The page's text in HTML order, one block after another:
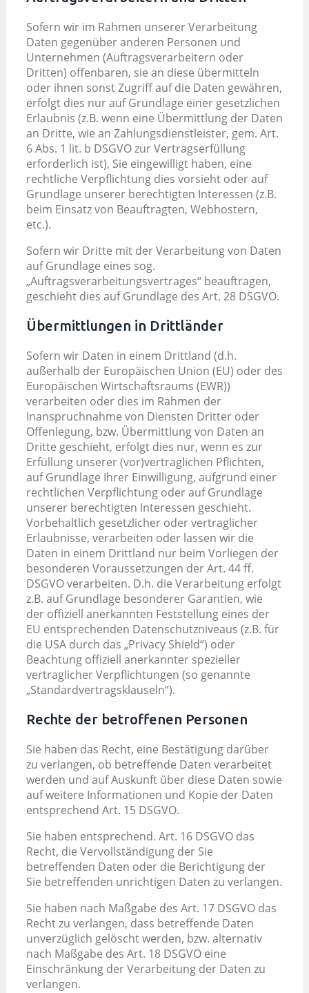
Sofern wir im Rahmen unserer Verarbeitung
Daten gegenüber anderen Personen und
Unternehmen (Auftragsverarbeitern oder
Dritten) offenbaren, sie an diese übermitteln
oder ihnen sonst Zugriff auf die Daten gewähren,
erfolgt dies nur auf Grundlage einer gesetzlichen
Erlaubnis (z.B. wenn eine Übermittlung der Daten
an Dritte, wie an Zahlungsdienstleister, gem. Art.
6 Abs. 1 lit. b DSGVO zur Vertragserfüllung
erforderlich ist), Sie eingewilligt haben, eine
rechtliche Verpflichtung dies vorsieht oder auf
Grundlage unserer berechtigten Interessen (z.B.
beim Einsatz von Beauftragten, Webhostern,
etc.).
Sofern wir Dritte mit der Verarbeitung von Daten
auf Grundlage eines sog.
„Auftragsverarbeitungsvertrages“ beauftragen,
geschieht dies auf Grundlage des Art. 28 DSGVO.
Übermittlungen in Drittländer
Sofern wir Daten in einem Drittland (d.h.
außerhalb der Europäischen Union (EU) oder des
Europäischen Wirtschaftsraums (EWR))
verarbeiten oder dies im Rahmen der
Inanspruchnahme von Diensten Dritter oder
Offenlegung, bzw. Übermittlung von Daten an
Dritte geschieht, erfolgt dies nur, wenn es zur
Erfüllung unserer (vor)vertraglichen Pflichten,
auf Grundlage Ihrer Einwilligung, aufgrund einer
rechtlichen Verpflichtung oder auf Grundlage
unserer berechtigten Interessen geschieht.
Vorbehaltlich gesetzlicher oder vertraglicher
Erlaubnisse, verarbeiten oder lassen wir die
Daten in einem Drittland nur beim Vorliegen der
besonderen Voraussetzungen der Art. 44 ff.
DSGVO verarbeiten. D.h. die Verarbeitung erfolgt
z.B. auf Grundlage besonderer Garantien, wie
der offiziell anerkannten Feststellung eines der
EU entsprechenden Datenschutzniveaus (z.B. für
die USA durch das „Privacy Shield“) oder
Beachtung offiziell anerkannter spezieller
vertraglicher Verpflichtungen (so genannte
„Standardvertragsklauseln“).
Rechte der betroffenen Personen
Sie haben das Recht, eine Bestätigung darüber
zu verlangen, ob betreffende Daten verarbeitet
werden und auf Auskunft über diese Daten sowie
auf weitere Informationen und Kopie der Daten
entsprechend Art. 15 DSGVO.
Sie haben entsprechend. Art. 16 DSGVO das
Recht, die Vervollständigung der Sie
betreffenden Daten oder die Berichtigung der
Sie betreffenden unrichtigen Daten zu verlangen.
Sie haben nach Maßgabe des Art. 17 DSGVO das
Recht zu verlangen, dass betreffende Daten
unverzüglich gelöscht werden, bzw. alternativ
nach Maßgabe des Art. 18 DSGVO eine
Einschränkung der Verarbeitung der Daten zu
verlangen.